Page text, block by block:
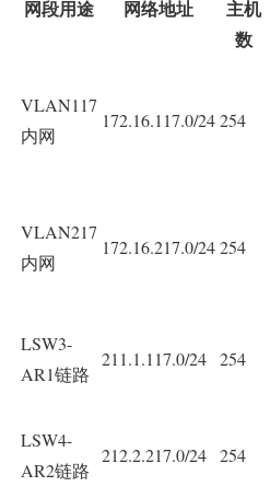
网段用途 网络地址
主机
数
VLAN117
内网
172.16.117.0/24254
VLAN217
内网
172.16.217.0/24254
LSW3-
AR1链路
211.1.117.0/24 254
LSW4-
AR2链路
212.2.217.0/24 254